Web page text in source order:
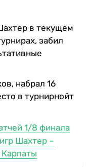
в текущем
забил
набрал 16
в турнирнойт
1/8 финала
Шахтер –